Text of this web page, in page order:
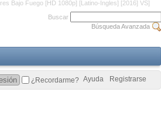
Bajo Fuego [HD 1080p] [Latino-Ingles] [2016] VS]
Buscar
Búsqueda Avanzada
Registrarse
Ayuda
¿Recordarme?